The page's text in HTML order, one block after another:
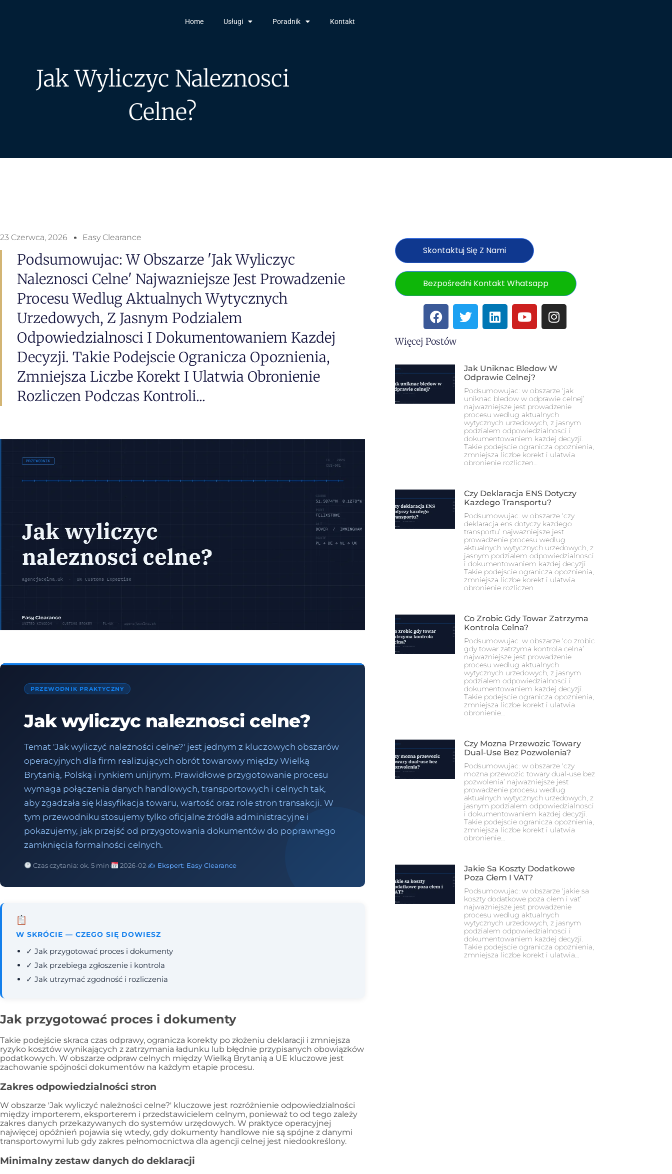
Home Usługi Poradnik Kontakt
Jak Wyliczyc Naleznosci
Celne?
23 Czerwca, 2026 Easy Clearance
Podsumowujac: W Obszarze 'jak Wyliczyc
Naleznosci Celne' Najwazniejsze Jest Prowadzenie
Procesu Wedlug Aktualnych Wytycznych
Urzedowych, Z Jasnym Podzialem
Odpowiedzialnosci I Dokumentowaniem Kazdej
Decyzji. Takie Podejscie Ogranicza Opoznienia,
Zmniejsza Liczbe Korekt I Ulatwia Obronienie
Rozliczen Podczas Kontroli...
PRZEWODNIK PRAKTYCZNY
Jak wyliczyc naleznosci celne?
Temat 'Jak wyliczyć należności celne?' jest jednym z kluczowych obszarów
operacyjnych dla firm realizujących obrót towarowy między Wielką
Brytanią, Polską i rynkiem unijnym. Prawidłowe przygotowanie procesu
wymaga połączenia danych handlowych, transportowych i celnych tak,
aby zgadzała się klasyfikacja towaru, wartość oraz role stron transakcji. W
tym przewodniku stosujemy tylko oficjalne źródła administracyjne i
pokazujemy, jak przejść od przygotowania dokumentów do poprawnego
zamknięcia formalności celnych.
Czas czytania: ok. 5 min· 2026-02·✍️ Ekspert: Easy Clearance
W SKRÓCIE — CZEGO SIĘ DOWIESZ
✓ Jak przygotować proces i dokumenty
✓ Jak przebiega zgłoszenie i kontrola
✓ Jak utrzymać zgodność i rozliczenia
Jak przygotować proces i dokumenty
Takie podejście skraca czas odprawy, ogranicza korekty po złożeniu deklaracji i zmniejsza
ryzyko kosztów wynikających z zatrzymania ładunku lub błędnie przypisanych obowiązków
podatkowych. W obszarze odpraw celnych między Wielką Brytanią a UE kluczowe jest
zachowanie spójności dokumentów na każdym etapie procesu.
Zakres odpowiedzialności stron
W obszarze 'Jak wyliczyć należności celne?' kluczowe jest rozróżnienie odpowiedzialności
między importerem, eksporterem i przedstawicielem celnym, ponieważ to od tego zależy
zakres danych przekazywanych do systemów urzędowych. W praktyce operacyjnej
najwięcej opóźnień pojawia się wtedy, gdy dokumenty handlowe nie są spójne z danymi
transportowymi lub gdy zakres pełnomocnictwa dla agencji celnej jest niedookreślony.
Minimalny zestaw danych do deklaracji
Skontaktuj Się Z Nami
Bezpośredni Kontakt Whatsapp
Więcej Postów
Jak Uniknac Bledow W
Odprawie Celnej?
Podsumowujac: w obszarze 'jak
uniknac bledow w odprawie celnej’
najwazniejsze jest prowadzenie
procesu wedlug aktualnych
wytycznych urzedowych, z jasnym
podzialem odpowiedzialnosci i
dokumentowaniem kazdej decyzji.
Takie podejscie ogranicza opoznienia,
zmniejsza liczbe korekt i ulatwia
obronienie rozliczen…
Czy Deklaracja ENS Dotyczy
Kazdego Transportu?
Podsumowujac: w obszarze 'czy
deklaracja ens dotyczy kazdego
transportu’ najwazniejsze jest
prowadzenie procesu wedlug
aktualnych wytycznych urzedowych, z
jasnym podzialem odpowiedzialnosci
i dokumentowaniem kazdej decyzji.
Takie podejscie ogranicza opoznienia,
zmniejsza liczbe korekt i ulatwia
obronienie rozliczen…
Co Zrobic Gdy Towar Zatrzyma
Kontrola Celna?
Podsumowujac: w obszarze 'co zrobic
gdy towar zatrzyma kontrola celna’
najwazniejsze jest prowadzenie
procesu wedlug aktualnych
wytycznych urzedowych, z jasnym
podzialem odpowiedzialnosci i
dokumentowaniem kazdej decyzji.
Takie podejscie ogranicza opoznienia,
zmniejsza liczbe korekt i ulatwia
obronienie…
Czy Mozna Przewozic Towary
Dual-Use Bez Pozwolenia?
Podsumowujac: w obszarze 'czy
mozna przewozic towary dual-use bez
pozwolenia’ najwazniejsze jest
prowadzenie procesu wedlug
aktualnych wytycznych urzedowych, z
jasnym podzialem odpowiedzialnosci
i dokumentowaniem kazdej decyzji.
Takie podejscie ogranicza opoznienia,
zmniejsza liczbe korekt i ulatwia
obronienie…
Jakie Sa Koszty Dodatkowe
Poza Cłem I VAT?
Podsumowujac: w obszarze 'jakie sa
koszty dodatkowe poza cłem i vat’
najwazniejsze jest prowadzenie
procesu wedlug aktualnych
wytycznych urzedowych, z jasnym
podzialem odpowiedzialnosci i
dokumentowaniem kazdej decyzji.
Takie podejscie ogranicza opoznienia,
zmniejsza liczbe korekt i ulatwia…